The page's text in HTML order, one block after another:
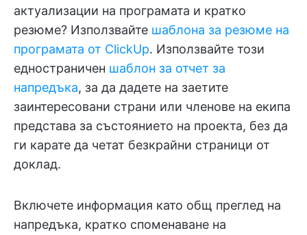
актуализации на програмата и кратко
резюме? Използвайте шаблона за резюме на
програмата от ClickUp. Използвайте този
едностраничен шаблон за отчет за
напредъка, за да дадете на заетите
заинтересовани страни или членове на екипа
представа за състоянието на проекта, без да
ги карате да четат безкрайни страници от
доклад.
Включете информация като общ преглед на
напредъка, кратко споменаване на